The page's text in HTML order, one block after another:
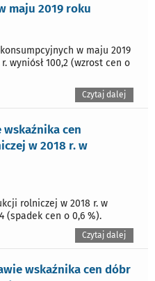
maju 2019 roku
w maju 2019
wyniósł 100,2 (wzrost cen o
Czytaj dalej
cen
w 2018 r. w
rolniczej w 2018 r. w
(spadek cen o 0,6 %).
Czytaj dalej
wskaźnika cen dóbr